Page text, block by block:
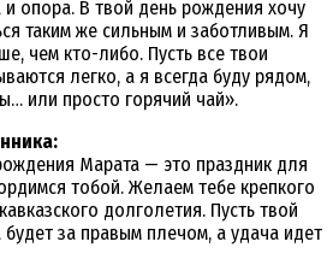
опора. В твой день рождения хочу
таким же сильным и заботливым. Я
чем кто-либо. Пусть все твои
легко, а я всегда буду рядом,
или просто горячий чай».
Марата — это праздник для
тобой. Желаем тебе крепкого
долголетия. Пусть твой
будет за правым плечом, а удача идет